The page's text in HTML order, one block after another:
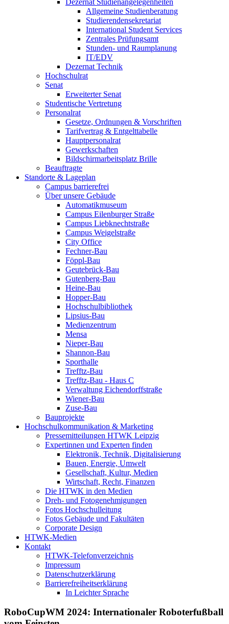
Allgemeine Studienberatung
Studierendensekretariat
International Student Services
Zentrales Prüfungsamt
Stunden- und Raumplanung
IT/EDV
Dezernat Technik
Hochschulrat
Senat
Erweiterter Senat
Studentische Vertretung
Personalrat
Gesetze, Ordnungen & Vorschriften
Tarifvertrag & Entgelttabelle
Hauptpersonalrat
Gewerkschaften
Bildschirmarbeitsplatz Brille
Beauftragte
Standorte & Lageplan
Campus barrierefrei
Über unsere Gebäude
Automatikmuseum
Campus Eilenburger Straße
Campus Liebknechtstraße
Campus Weigelstraße
City Office
Fechner-Bau
Föppl-Bau
Geutebrück-Bau
Gutenberg-Bau
Heine-Bau
Hopper-Bau
Hochschulbibliothek
Lipsius-Bau
Medienzentrum
Mensa
Nieper-Bau
Shannon-Bau
Sporthalle
Trefftz-Bau
Trefftz-Bau - Haus C
Verwaltung Eichendorffstraße
Wiener-Bau
Zuse-Bau
Bauprojekte
Hochschulkommunikation & Marketing
Pressemitteilungen HTWK Leipzig
Expertinnen und Experten finden
Elektronik, Technik, Digitalisierung
Bauen, Energie, Umwelt
Gesellschaft, Kultur, Medien
Wirtschaft, Recht, Finanzen
Die HTWK in den Medien
Dreh- und Fotogenehmigungen
Fotos Hochschulleitung
Fotos Gebäude und Fakultäten
Corporate Design
HTWK-Medien
Kontakt
HTWK-Telefonverzeichnis
Impressum
Datenschutzerklärung
Barrierefreiheitserklärung
In Leichter Sprache
RoboCupWM 2024: Internationaler Roboterfußball